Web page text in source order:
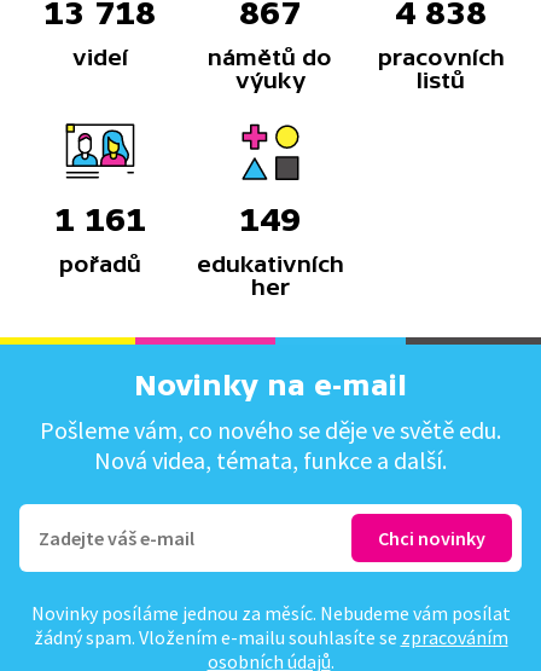
13 718
videí
867
námětů do
výuky
4 838
pracovních
listů
1 161
pořadů
149
edukativních
her
Novinky na e-mail
Pošleme vám, co nového se děje ve světě edu.
Nová videa, témata, funkce a další.
Novinky posíláme jednou za měsíc. Nebudeme vám posílat
žádný spam. Vložením e-mailu souhlasíte se zpracováním
osobních údajů.